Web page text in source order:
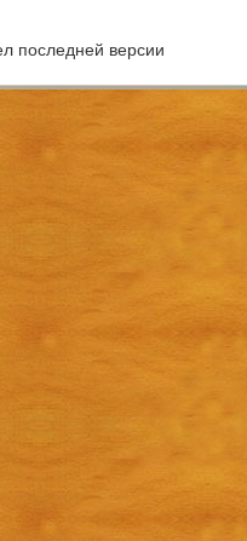
последней версии